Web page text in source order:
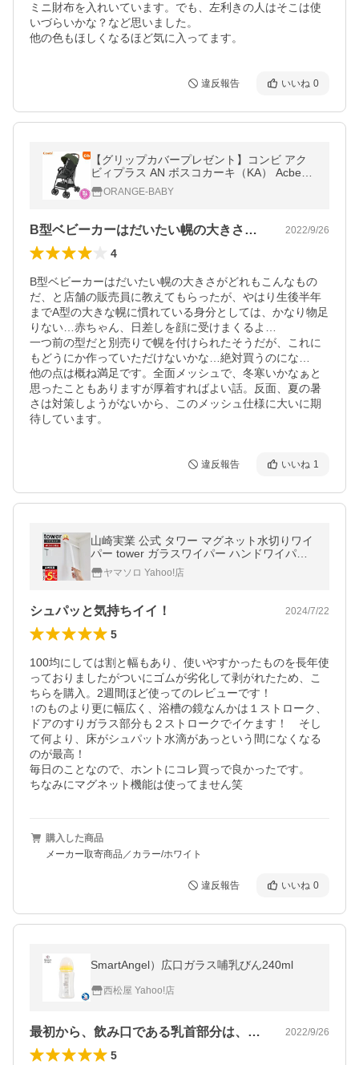
ミニ財布を入れいています。でも、左利きの人はそこは使
いづらいかな？など思いました。
他の色もほしくなるほど気に入ってます。
違反報告 いいね 0
【グリップカバープレゼント】コンビ アク
ビィプラス AN ボスコカーキ（KA） Acbee
plus 背面式軽量B型ベビーカー7カ月から【3
年保証対象
ORANGE-BABY
B型ベビーカーはだいたい幌の大きさがど… 2022/9/26
4
B型ベビーカーはだいたい幌の大きさがどれもこんなもの
だ、と店舗の販売員に教えてもらったが、やはり生後半年
までA型の大きな幌に慣れている身分としては、かなり物足
りない…赤ちゃん、日差しを顔に受けまくるよ…
一つ前の型だと別売りで幌を付けられたそうだが、これに
もどうにか作っていただけないかな…絶対買うのにな…
他の点は概ね満足です。全面メッシュで、冬寒いかなぁと
思ったこともありますが厚着すればよい話。反面、夏の暑
さは対策しようがないから、このメッシュ仕様に大いに期
待しています。
違反報告 いいね 1
山崎実業 公式 タワー マグネット水切りワイ
パー tower ガラスワイパー ハンドワイパー
水切り 浴室 浮かせる収納 フック 5451 5452
ヤマソロ Yahoo!店
シュパッと気持ちイイ！ 2024/7/22
5
100均にしては割と幅もあり、使いやすかったものを長年使
っておりましたがついにゴムが劣化して剥がれたため、こ
ちらを購入。2週間ほど使ってのレビューです！
↑のものより更に幅広く、浴槽の鏡なんかは１ストローク、
ドアのすりガラス部分も２ストロークでイケます！　そし
て何より、床がシュパット水滴があっという間になくなる
のが最高！
毎日のことなので、ホントにコレ買っで良かったです。
ちなみにマグネット機能は使ってません笑
購入した商品
メーカー取寄商品／カラー/ホワイト
違反報告 いいね 0
SmartAngel）広口ガラス哺乳びん240ml
西松屋 Yahoo!店
最初から、飲み口である乳首部分は、互換… 2022/9/26
5